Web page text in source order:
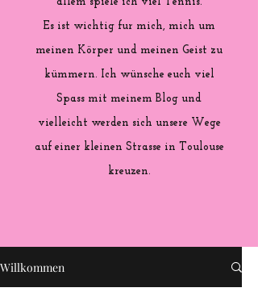
Es ist wichtig fur mich, mich um
meinen Körper und meinen Geist zu
kümmern. Ich wünsche euch viel
Spass mit meinem Blog und
vielleicht werden sich unsere Wege
auf einer kleinen Strasse in Toulouse
kreuzen.
Willkommen